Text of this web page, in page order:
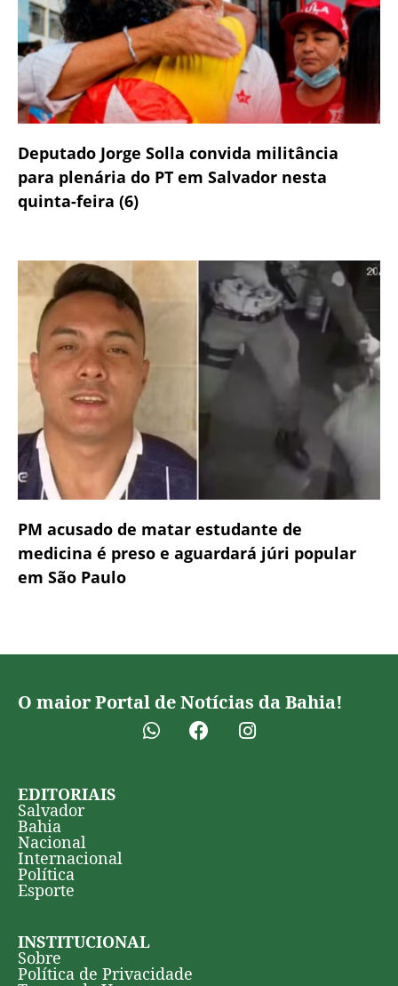
Deputado Jorge Solla convida militância
para plenária do PT em Salvador nesta
quinta-feira (6)
PM acusado de matar estudante de
medicina é preso e aguardará júri popular
em São Paulo
O maior Portal de Notícias da Bahia!
EDITORIAIS
Salvador
Bahia
Nacional
Internacional
Política
Esporte
INSTITUCIONAL
Sobre
Política de Privacidade